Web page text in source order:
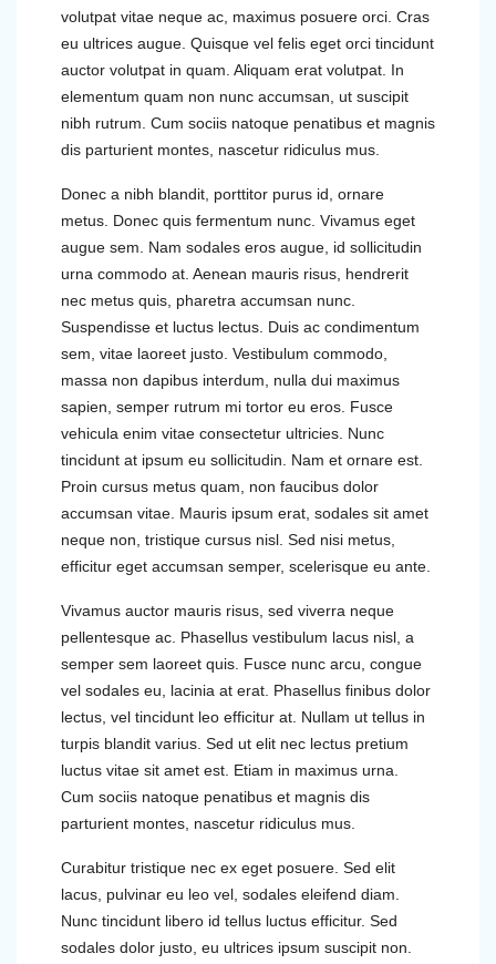
volutpat vitae neque ac, maximus posuere orci. Cras
eu ultrices augue. Quisque vel felis eget orci tincidunt
auctor volutpat in quam. Aliquam erat volutpat. In
elementum quam non nunc accumsan, ut suscipit
nibh rutrum. Cum sociis natoque penatibus et magnis
dis parturient montes, nascetur ridiculus mus.
Donec a nibh blandit, porttitor purus id, ornare
metus. Donec quis fermentum nunc. Vivamus eget
augue sem. Nam sodales eros augue, id sollicitudin
urna commodo at. Aenean mauris risus, hendrerit
nec metus quis, pharetra accumsan nunc.
Suspendisse et luctus lectus. Duis ac condimentum
sem, vitae laoreet justo. Vestibulum commodo,
massa non dapibus interdum, nulla dui maximus
sapien, semper rutrum mi tortor eu eros. Fusce
vehicula enim vitae consectetur ultricies. Nunc
tincidunt at ipsum eu sollicitudin. Nam et ornare est.
Proin cursus metus quam, non faucibus dolor
accumsan vitae. Mauris ipsum erat, sodales sit amet
neque non, tristique cursus nisl. Sed nisi metus,
efficitur eget accumsan semper, scelerisque eu ante.
Vivamus auctor mauris risus, sed viverra neque
pellentesque ac. Phasellus vestibulum lacus nisl, a
semper sem laoreet quis. Fusce nunc arcu, congue
vel sodales eu, lacinia at erat. Phasellus finibus dolor
lectus, vel tincidunt leo efficitur at. Nullam ut tellus in
turpis blandit varius. Sed ut elit nec lectus pretium
luctus vitae sit amet est. Etiam in maximus urna.
Cum sociis natoque penatibus et magnis dis
parturient montes, nascetur ridiculus mus.
Curabitur tristique nec ex eget posuere. Sed elit
lacus, pulvinar eu leo vel, sodales eleifend diam.
Nunc tincidunt libero id tellus luctus efficitur. Sed
sodales dolor justo, eu ultrices ipsum suscipit non.